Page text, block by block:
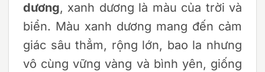
dương, xanh dương là màu của trời và
biển. Màu xanh dương mang đến cảm
giác sâu thẳm, rộng lớn, bao la nhưng
vô cùng vững vàng và bình yên, giống